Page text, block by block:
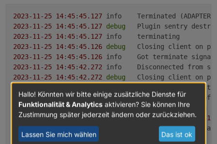
2023-11-25 14:45:45.127
2023-11-25 14:45:45.127 debug
2023-11-25 14:45:45.127
2023-11-25 14:45:45.126 debug
2023-11-25 14:45:45.126
2023-11-25 14:45:42.272
info	Disconnected from
2023-11-25 14:45:42.272 debug
2023-11-25 14 :45 :41.275 debug
2023-11-25 14:45:41.275 debug
	Socket closed with
2023-11-25 14:45: 41.273
	warn	Poll
error count: 1
2023-11-25 14:45:41.272
	Client
in error
2023-11-25 14:45:41.272
Hallo! Könnten wir bitte einige zusätzliche Dienste für
Funktionalität & Analytics aktivieren? Sie können Ihre
Zustimmung später jederzeit ändern oder zurückziehen.
Lassen Sie mich wählen Das ist ok